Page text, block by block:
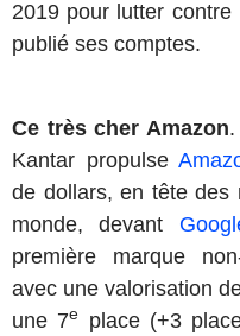
2019 pour lutter
publié ses comptes.
Ce très cher Amazon
Kantar propulse
de dollars, en tête des
monde, devant
première marque
avec une valorisation
une 7e
place (+3